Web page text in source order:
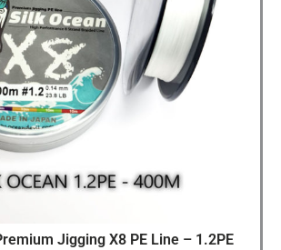
Jigging X8 PE Line – 1.2PE